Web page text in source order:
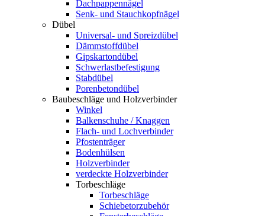
Dachpappennägel
Senk- und Stauchkopfnägel
Dübel
Universal- und Spreizdübel
Dämmstoffdübel
Gipskartondübel
Schwerlastbefestigung
Stabdübel
Porenbetondübel
Baubeschläge und Holzverbinder
Winkel
Balkenschuhe / Knaggen
Flach- und Lochverbinder
Pfostenträger
Bodenhülsen
Holzverbinder
verdeckte Holzverbinder
Torbeschläge
Torbeschläge
Schiebetorzubehör